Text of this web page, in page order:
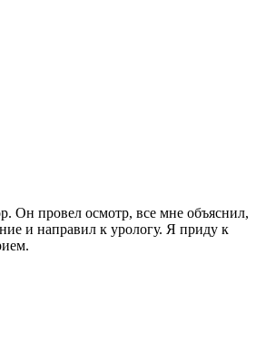
Он провел осмотр, все мне объяснил,
и направил к урологу. Я приду к